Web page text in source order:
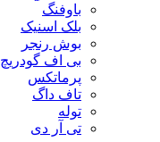
باوفنگ
بلک اسنیک
بوش رنجر
بی اف گودریچ
پرماتکس
تاف داگ
توله
تی آر دی